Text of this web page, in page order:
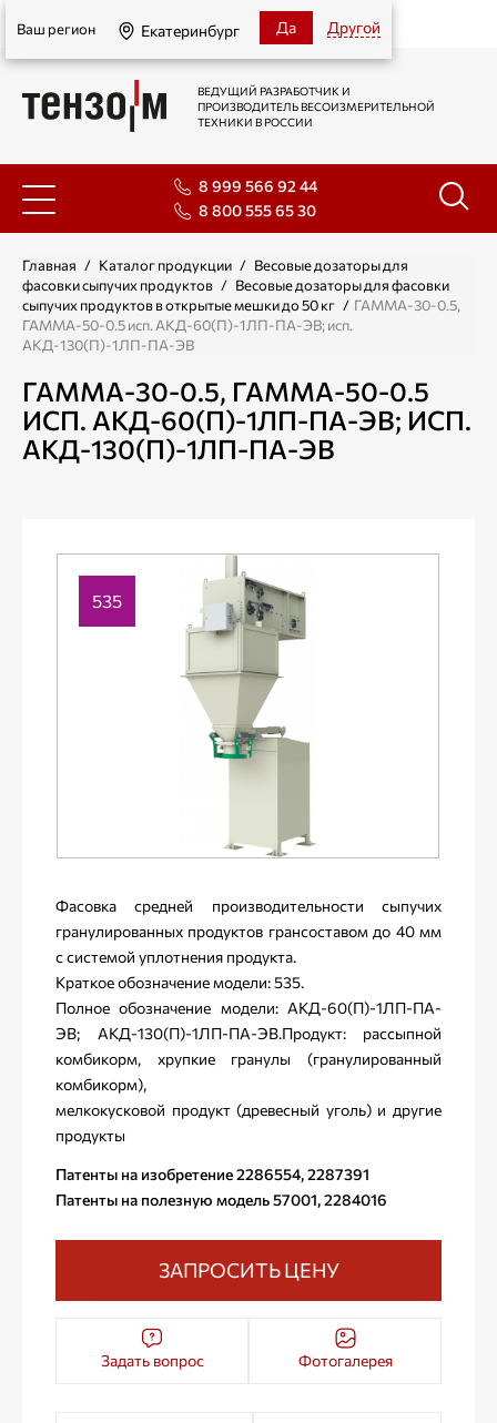
Екатеринбург
Ваш регион Екатеринбург Да Другой
ВЕДУЩИЙ РАЗРАБОТЧИК И
ПРОИЗВОДИТЕЛЬ ВЕСОИЗМЕРИТЕЛЬНОЙ
ТЕХНИКИ В РОССИИ
8 999 566 92 44
8 800 555 65 30
Главная / Каталог продукции / Весовые дозаторы для
фасовки сыпучих продуктов / Весовые дозаторы для фасовки
сыпучих продуктов в открытые мешки до 50 кг / ГАММА-30-0.5,
ГАММА-50-0.5 исп. АКД-60(П)-1ЛП-ПА-ЭВ; исп.
АКД-130(П)-1ЛП-ПА-ЭВ
ГАММА-30-0.5, ГАММА-50-0.5
ИСП. АКД-60(П)-1ЛП-ПА-ЭВ; ИСП.
АКД-130(П)-1ЛП-ПА-ЭВ
535
Фасовка средней производительности сыпучих
гранулированных продуктов грансоставом до 40 мм
с системой уплотнения продукта.
Краткое обозначение модели: 535.
Полное обозначение модели: АКД-60(П)-1ЛП-ПА-
ЭВ; АКД-130(П)-1ЛП-ПА-ЭВ.Продукт: рассыпной
комбикорм, хрупкие гранулы (гранулированный
комбикорм),
мелкокусковой продукт (древесный уголь) и другие
продукты
Патенты на изобретение 2286554, 2287391
Патенты на полезную модель 57001, 2284016
Задать вопрос Фотогалерея
ЗАПРОСИТЬ ЦЕНУ